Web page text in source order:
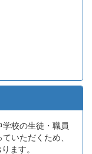
校の生徒・職員
いただくため、
ます。